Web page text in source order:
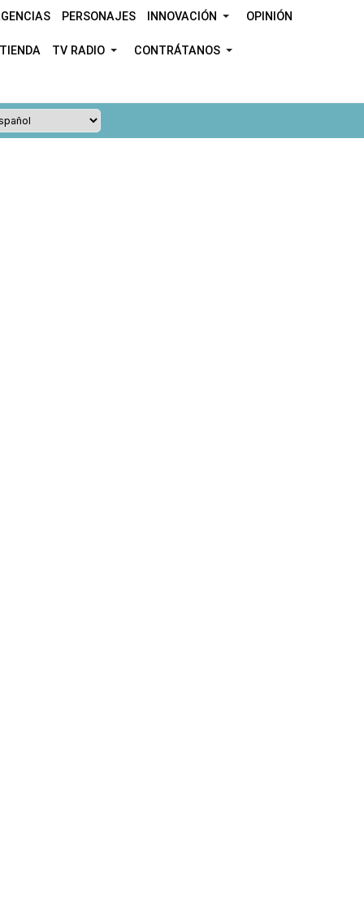
PERSONAJES INNOVACIÓN OPINIÓN
TIENDA TV RADIO CONTRÁTANOS